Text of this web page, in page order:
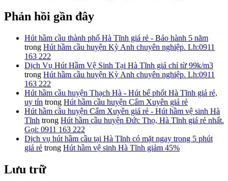
Phản hồi gần đây
Hút hầm cầu thành phố Hà Tĩnh giá rẻ - Bảo hành 5 năm
trong Hút hầm cầu huyện Kỳ Anh chuyên nghiệp. Lh:0911
163 222
Dịch Vụ Hút Hầm Vệ Sinh Tại Hà Tĩnh giá chỉ từ 99k/m3
trong Hút hầm cầu huyện Kỳ Anh chuyên nghiệp. Lh:0911
163 222
Hút hầm cầu huyện Thạch Hà - Hút bể phốt Hà Tĩnh giá rẻ,
uy tín trong Hút hầm cầu huyện Cẩm Xuyên giá rẻ
Hút hầm cầu huyện Cẩm Xuyên giá rẻ - Hút hầm vệ sinh Hà
Tĩnh trong Hút hầm cầu huyện Đức Thọ, Hà Tĩnh giá rẻ nhất.
Gọi: 0911 163 222
Dịch vụ hút hầm cầu tại Hà Tĩnh có mặt ngay trong 5 phút
giá rẻ trong Hút hầm vệ sinh Hà Tĩnh giảm 45%
Lưu trữ